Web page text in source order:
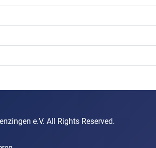
Kenzingen e.V. All Rights Reserved.